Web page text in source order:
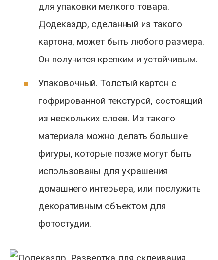
для упаковки мелкого товара.
Додекаэдр, сделанный из такого
картона, может быть любого размера.
Он получится крепким и устойчивым.
Упаковочный. Толстый картон с
гофрированной текстурой, состоящий
из нескольких слоев. Из такого
материала можно делать большие
фигуры, которые позже могут быть
использованы для украшения
домашнего интерьера, или послужить
декоративным объектом для
фотостудии.